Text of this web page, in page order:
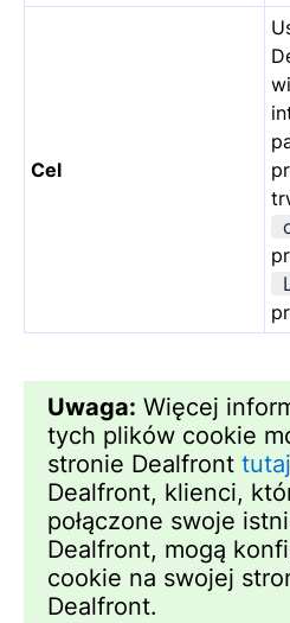
Cel
Uwaga: Więcej
tych plików cookie
stronie Dealfront tutaj
Dealfront, klienci,
połączone swoje
Dealfront, mogą
cookie na swojej
Dealfront.